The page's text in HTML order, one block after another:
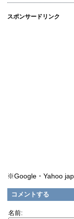
スポンサードリンク
※Google・Yahoo
コメントする
名前: